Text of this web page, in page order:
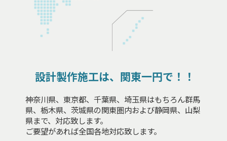
設計製作施工は、関東一円で！！
神奈川県、東京都、千葉県、埼玉県はもちろん群馬
県、栃木県、茨城県の関東圏内および静岡県、山梨
県まで、対応致します。
ご要望があれば全国各地対応致します。